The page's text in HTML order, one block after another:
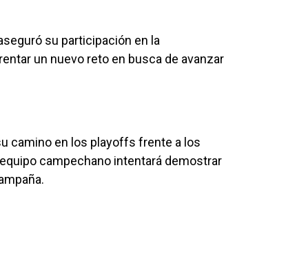
su participación en la
un nuevo reto en busca de avanzar
camino en los playoffs frente a los
campechano intentará demostrar